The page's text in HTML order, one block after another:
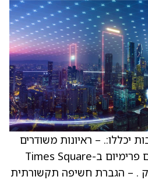
יכללו:. – ראיונות משודרים
ברמה ארצית . – מיקומים פרימיום ב-Times Square
. – הגברת חשיפה תקשורתית